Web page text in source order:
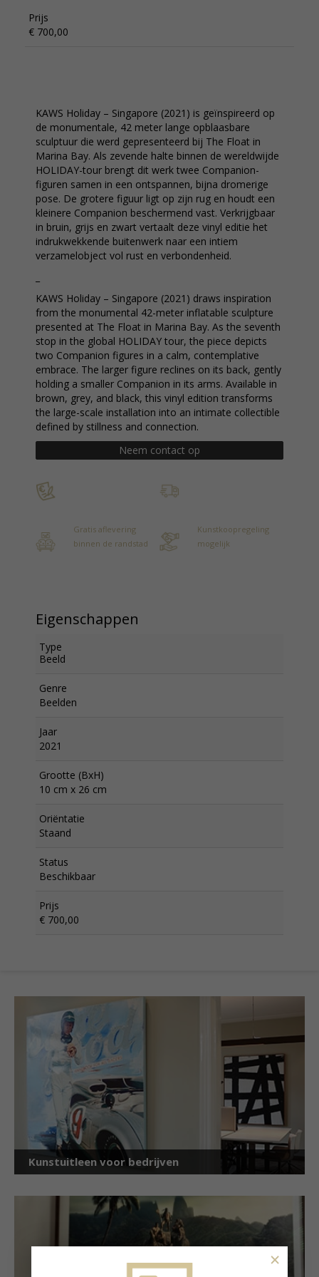
Prijs
€ 700,00
KAWS Holiday – Singapore (2021) is geïnspireerd op
de monumentale, 42 meter lange opblaasbare
sculptuur die werd gepresenteerd bij The Float in
Marina Bay. Als zevende halte binnen de wereldwijde
HOLIDAY-tour brengt dit werk twee Companion-
figuren samen in een ontspannen, bijna dromerige
pose. De grotere figuur ligt op zijn rug en houdt een
kleinere Companion beschermend vast. Verkrijgbaar
in bruin, grijs en zwart vertaalt deze vinyl editie het
indrukwekkende buitenwerk naar een intiem
verzamelobject vol rust en verbondenheid.
KAWS Holiday – Singapore (2021) draws inspiration
from the monumental 42-meter inflatable sculpture
presented at The Float in Marina Bay. As the seventh
stop in the global HOLIDAY tour, the piece depicts
two Companion figures in a calm, contemplative
embrace. The larger figure reclines on its back, gently
holding a smaller Companion in its arms. Available in
brown, grey, and black, this vinyl edition transforms
the large-scale installation into an intimate collectible
defined by stillness and connection.
Neem contact op
Gratis aflevering
binnen de randstad
Kunstkoopregeling
mogelijk
Eigenschappen
Type
Beeld
Genre
Beelden
Jaar
2021
Grootte (BxH)
10 cm x 26 cm
Oriëntatie
Staand
Status
Beschikbaar
Prijs
€ 700,00
Kunstuitleen voor bedrijven
×